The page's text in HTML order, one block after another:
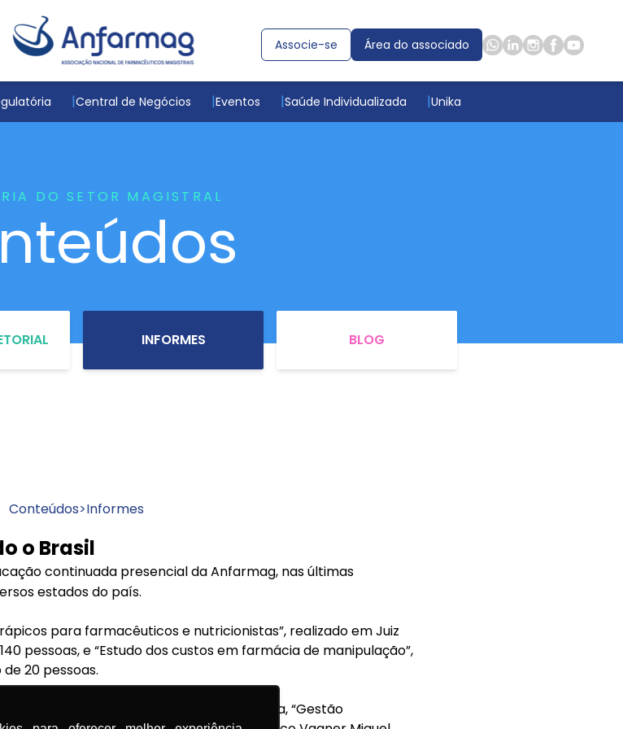
Associe-se Área do associado
Central de Negócios Eventos Saúde Individualizada Unika
DO SETOR MAGISTRAL
INFORMES BLOG
Conteúdos>Informes
o Brasil
continuada presencial da Anfarmag, nas últimas
estados do país.
para farmacêuticos e nutricionistas”, realizado em Juiz
pessoas, e “Estudo dos custos em farmácia de manipulação”,
20 pessoas.
pelo consultor Eduardo Cavicchia, “Gestão